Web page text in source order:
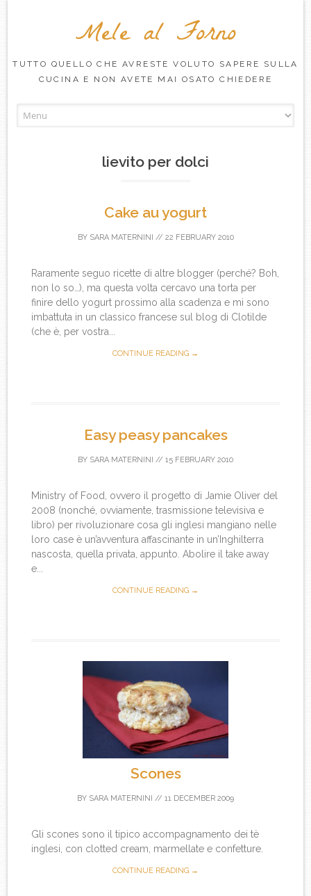
Mele al Forno
TUTTO QUELLO CHE AVRESTE VOLUTO SAPERE SULLA
CUCINA E NON AVETE MAI OSATO CHIEDERE
lievito per dolci
Cake au yogurt
BY SARA MATERNINI // 22 FEBRUARY 2010
Raramente seguo ricette di altre blogger (perché? Boh,
non lo so…), ma questa volta cercavo una torta per
finire dello yogurt prossimo alla scadenza e mi sono
imbattuta in un classico francese sul blog di Clotilde
(che è, per vostra...
CONTINUE READING →
Easy peasy pancakes
BY SARA MATERNINI // 15 FEBRUARY 2010
Ministry of Food, ovvero il progetto di Jamie Oliver del
2008 (nonché, ovviamente, trasmissione televisiva e
libro) per rivoluzionare cosa gli inglesi mangiano nelle
loro case è un’avventura affascinante in un’Inghilterra
nascosta, quella privata, appunto. Abolire il take away
e...
CONTINUE READING →
Scones
BY SARA MATERNINI // 11 DECEMBER 2009
Gli scones sono il tipico accompagnamento dei tè
inglesi, con clotted cream, marmellate e confetture.
CONTINUE READING →